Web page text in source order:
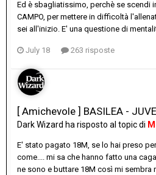
Ed è sbagliatissimo, perchè se scendi
CAMPO, per mettere in difficoltà
sei all'inizio. E' una questione di
July 18 263 risposte
[ Amichevole ] BASILEA -
Dark Wizard ha risposto al topic di
E' stato pagato 18M, se lo hai preso
come.... mi sa che hanno fatto una
ne sono e buttare 18M così mi sembra